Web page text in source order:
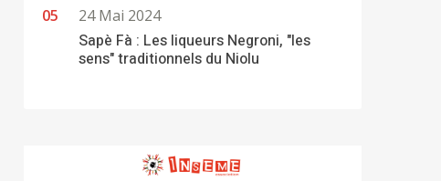
24 Mai 2024
Sapè Fà : Les liqueurs Negroni, "les
sens" traditionnels du Niolu